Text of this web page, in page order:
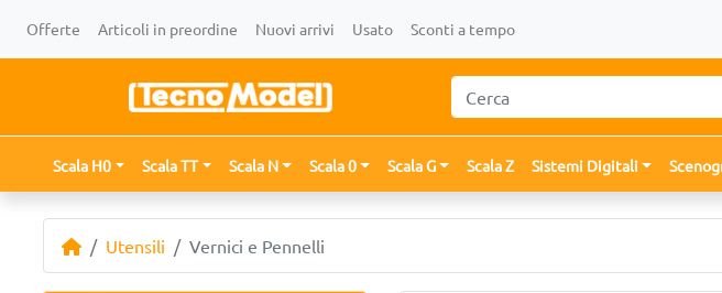
Offerte Articoli in preordine Nuovi arrivi Usato Sconti a tempo
Scala H0 Scala TT Scala N Scala 0 Scala G Scala Z Sistemi Digitali
Utensili Vernici e Pennelli